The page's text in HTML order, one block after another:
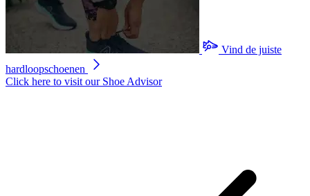
gemiddelde
scorewaarde.
Reviews.
paginalink.
Vind de juiste
hardloopschoenen
Click here to visit our Shoe Advisor